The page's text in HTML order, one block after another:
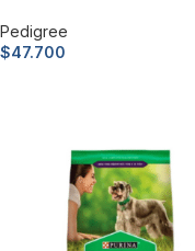
Pedigree
$47.700